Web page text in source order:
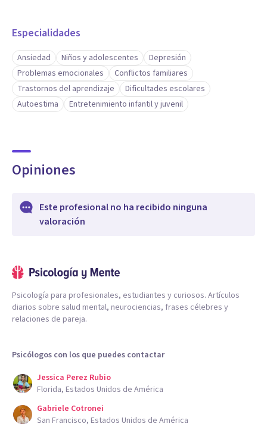
Especialidades
Ansiedad Niños y adolescentes
Depresión
Problemas emocionales
Conflictos familiares
Trastornos del aprendizaje
Dificultades escolares
Autoestima
Entretenimiento infantil y juvenil
Opiniones
Este profesional no ha recibido ninguna
valoración
Psicología para profesionales, estudiantes y curiosos. Artículos
diarios sobre salud mental, neurociencias, frases célebres y
relaciones de pareja.
Psicólogos con los que puedes contactar
Jessica Perez Rubio
Florida, Estados Unidos de América
Gabriele Cotronei
San Francisco, Estados Unidos de América